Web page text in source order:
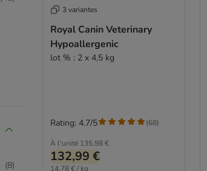
(8)
3 variantes
Royal Canin Veterinary
Hypoallergenic
lot % : 2 x 4,5 kg
À l'unité 135,98 €
132,99 €
14,78 € / kg
Rating: 4.7/5 (68)